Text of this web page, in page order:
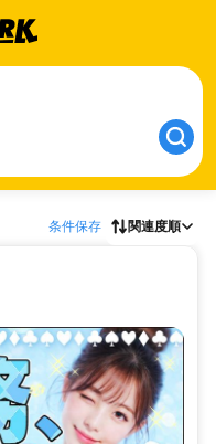
条件保存 関連度順